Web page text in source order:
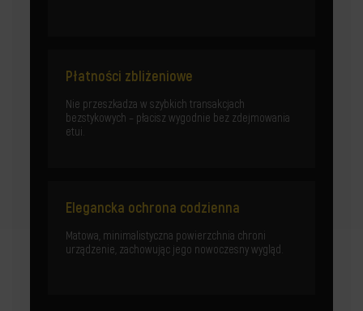
Płatności zbliżeniowe
Nie przeszkadza w szybkich transakcjach
bezstykowych – płacisz wygodnie bez zdejmowania
etui.
Elegancka ochrona codzienna
Matowa, minimalistyczna powierzchnia chroni
urządzenie, zachowując jego nowoczesny wygląd.